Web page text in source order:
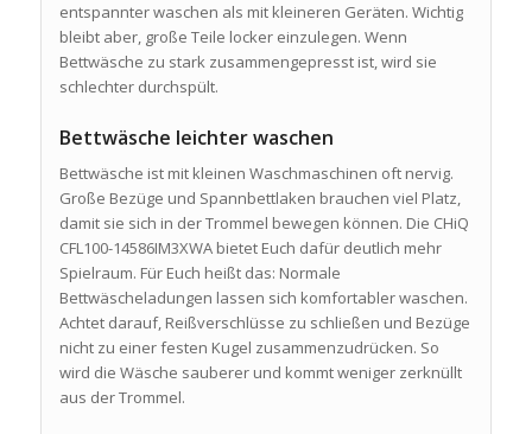
entspannter waschen als mit kleineren Geräten. Wichtig
bleibt aber, große Teile locker einzulegen. Wenn
Bettwäsche zu stark zusammengepresst ist, wird sie
schlechter durchspült.
Bettwäsche leichter waschen
Bettwäsche ist mit kleinen Waschmaschinen oft nervig.
Große Bezüge und Spannbettlaken brauchen viel Platz,
damit sie sich in der Trommel bewegen können. Die CHiQ
CFL100-14586IM3XWA bietet Euch dafür deutlich mehr
Spielraum. Für Euch heißt das: Normale
Bettwäscheladungen lassen sich komfortabler waschen.
Achtet darauf, Reißverschlüsse zu schließen und Bezüge
nicht zu einer festen Kugel zusammenzudrücken. So
wird die Wäsche sauberer und kommt weniger zerknüllt
aus der Trommel.